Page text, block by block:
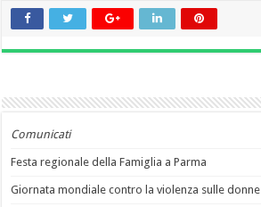
Comunicati
Festa regionale della Famiglia a Parma
Giornata mondiale contro la violenza sulle donne